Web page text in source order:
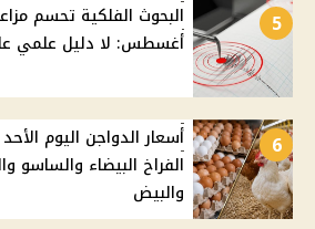
5
أغسطس: لا دليل علمي
6
الفراخ البيضاء والساسو
والبيض